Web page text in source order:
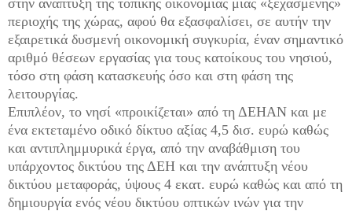
περιοχής της χώρας, αφού θα εξασφαλίσει, σε αυτήν την
εξαιρετικά δυσμενή οικονομική συγκυρία, έναν σημαντικό
αριθμό θέσεων εργασίας για τους κατοίκους του νησιού,
τόσο στη φάση κατασκευής όσο και στη φάση της
λειτουργίας.
Επιπλέον, το νησί «προικίζεται» από τη ΔΕΗΑΝ και με
ένα εκτεταμένο οδικό δίκτυο αξίας 4,5 δισ. ευρώ καθώς
και αντιπλημμυρικά έργα, από την αναβάθμιση του
υπάρχοντος δικτύου της ΔΕΗ και την ανάπτυξη νέου
δικτύου μεταφοράς, ύψους 4 εκατ. ευρώ καθώς και από τη
δημιουργία ενός νέου δικτύου οπτικών ινών για την